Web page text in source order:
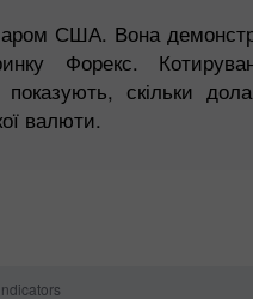
США. Вона
Форекс.
скільки
валюти.